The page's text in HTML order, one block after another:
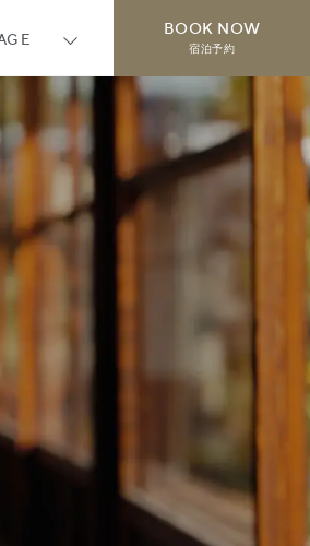
BOOK NOW
宿泊予約